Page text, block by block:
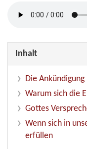
Inhalt
Die
Warum sich die
Gottes
Wenn sich in
erfüllen